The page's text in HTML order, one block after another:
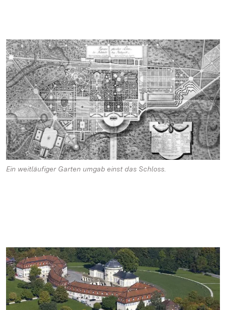
Ein weitläufiger Garten umgab einst das Schloss.